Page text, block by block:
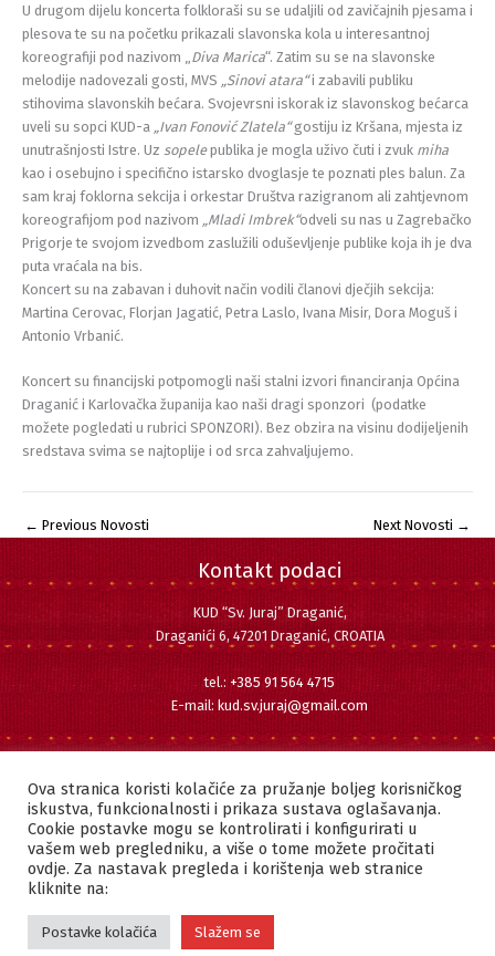
U drugom dijelu koncerta folkloraši su se udaljili od zavičajnih pjesama i
plesova te su na početku prikazali slavonska kola u interesantnoj
koreografiji pod nazivom „ Diva Marica“. Zatim su se na slavonske
melodije nadovezali gosti, MVS „Sinovi atara“i zabavili publiku
stihovima slavonskih bećara. Svojevrsni iskorak iz slavonskog bećarca
uveli su sopci KUD-a „Ivan Fonović Zlatela“gostiju iz Kršana, mjesta iz
unutrašnjosti Istre. Uz sopelepublika je mogla uživo čuti i zvuk miha
kao i osebujno i specifično istarsko dvoglasje te poznati ples balun. Za
sam kraj foklorna sekcija i orkestar Društva razigranom ali zahtjevnom
koreografijom pod nazivom „Mladi Imbrek“odveli su nas u Zagrebačko
Prigorje te svojom izvedbom zaslužili oduševljenje publike koja ih je dva
puta vraćala na bis.
Koncert su na zabavan i duhovit način vodili članovi dječjih sekcija:
Martina Cerovac, Florjan Jagatić, Petra Laslo, Ivana Misir, Dora Moguš i
Antonio Vrbanić.
Koncert su financijski potpomogli naši stalni izvori financiranja Općina
Draganić i Karlovačka županija kao naši dragi sponzori (podatke
možete pogledati u rubrici SPONZORI). Bez obzira na visinu dodijeljenih
sredstava svima se najtoplije i od srca zahvaljujemo.
← Previous Novosti Next Novosti →
Kontakt podaci
KUD “Sv. Juraj” Draganić,
Draganići 6, 47201 Draganić, CROATIA
tel.: +385 91 564 4715
E-mail: kud.sv.juraj@gmail.com
Facebook
Instagram
YouTube
Copyright © 2022 KUD "SVETI JURAJ" DRAGANIĆ | Sva prava pridržana.
Ova stranica koristi kolačiće za pružanje boljeg korisničkog
iskustva, funkcionalnosti i prikaza sustava oglašavanja.
Cookie postavke mogu se kontrolirati i konfigurirati u
vašem web pregledniku, a više o tome možete pročitati
ovdje. Za nastavak pregleda i korištenja web stranice
kliknite na:
Postavke kolačića Slažem se